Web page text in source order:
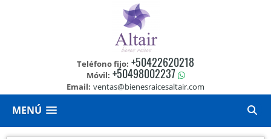
Teléfono fijo: +50422620218
Móvil: +50498002237
Email: ventas@bienesraicesaltair.com
MENÚ